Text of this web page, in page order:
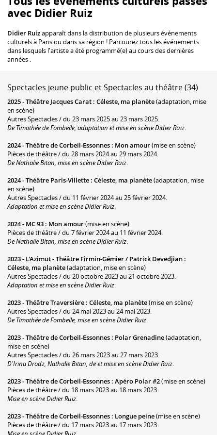
avec Didier Ruiz
Didier Ruizapparaît dans la distribution de plusieurs événements
culturels à Paris ou dans sa région ! Parcourez tous les événements
dans lesquels l'artiste a été programmé(e) au cours des dernières
années :
Spectacles jeune public et Spectacles au théâtre (34)
2025 -Théâtre Jacques Carat : Céleste, ma planète(adaptation, mise
en scène)
Autres Spectacles / du 23 mars 2025 au 23 mars 2025.
De Timothée de Fombelle, adaptation et mise en scène Didier Ruiz.
2024 -Théâtre de Corbeil-Essonnes : Mon amour(mise en scène)
Pièces de théâtre / du 28 mars 2024 au 29 mars 2024.
De Nathalie Bitan, mise en scène Didier Ruiz.
2024 -Théâtre Paris-Villette : Céleste, ma planète(adaptation, mise
en scène)
Autres Spectacles / du 11 février 2024 au 25 février 2024.
Adaptation et mise en scène Didier Ruiz.
2024 - MC 93 : Mon amour(mise en scène)
Pièces de théâtre / du 7 février 2024 au 11 février 2024.
De Nathalie Bitan, mise en scène Didier Ruiz.
2023 - L'Azimut - Théâtre Firmin-Gémier / Patrick Devedjian :
Céleste, ma planète(adaptation, mise en scène)
Autres Spectacles / du 20 octobre 2023 au 21 octobre 2023.
Adaptation et mise en scène Didier Ruiz.
2023 -Théâtre Traversière : Céleste, ma planète(mise en scène)
Autres Spectacles / du 24 mai 2023 au 24 mai 2023.
De Timothée de Fombelle, mise en scène Didier Ruiz.
2023 -Théâtre de Corbeil-Essonnes : Polar Grenadine(adaptation,
mise en scène)
Autres Spectacles / du 26 mars 2023 au 27 mars 2023.
D'Irina Drodz, Nathalie Bitan, de et mise en scène Didier Ruiz.
2023 -Théâtre de Corbeil-Essonnes : Apéro Polar #2(mise en scène)
Pièces de théâtre / du 18 mars 2023 au 18 mars 2023.
Mise en scène Didier Ruiz.
2023 -Théâtre de Corbeil-Essonnes : Longue peine(mise en scène)
Pièces de théâtre / du 17 mars 2023 au 17 mars 2023.